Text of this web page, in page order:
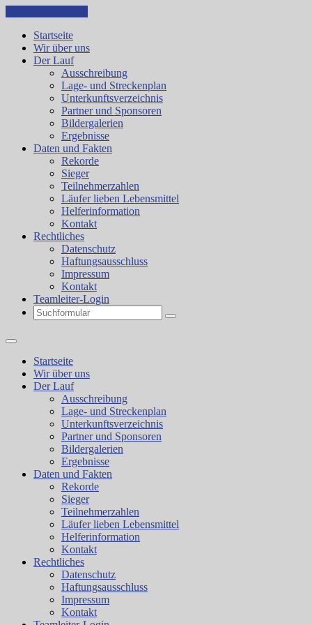
Startseite
Wir über uns
Der Lauf
Ausschreibung
Lage- und Streckenplan
Unterkunftsverzeichnis
Partner und Sponsoren
Bildergalerien
Ergebnisse
Daten und Fakten
Rekorde
Sieger
Teilnehmerzahlen
Läufer lieben Lebensmittel
Helferinformation
Kontakt
Rechtliches
Datenschutz
Haftungsausschluss
Impressum
Kontakt
Teamleiter-Login
Search
Startseite
Wir über uns
Der Lauf
Ausschreibung
Lage- und Streckenplan
Unterkunftsverzeichnis
Partner und Sponsoren
Bildergalerien
Ergebnisse
Daten und Fakten
Rekorde
Sieger
Teilnehmerzahlen
Läufer lieben Lebensmittel
Helferinformation
Kontakt
Rechtliches
Datenschutz
Haftungsausschluss
Impressum
Kontakt